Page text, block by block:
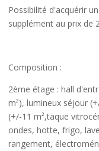
Possibilité d'acquérir
supplément au prix de
Composition :
2ème étage : hall
m²), lumineux séjour
(+/-11 m²,taque
ondes, hotte, frigo,
rangement,